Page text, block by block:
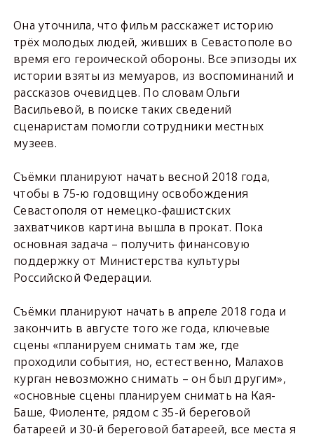
Она уточнила, что фильм расскажет историю
трёх молодых людей, живших в Севастополе во
время его героической обороны. Все эпизоды их
истории взяты из мемуаров, из воспоминаний и
рассказов очевидцев. По словам Ольги
Васильевой, в поиске таких сведений
сценаристам помогли сотрудники местных
музеев.
Съёмки планируют начать весной 2018 года,
чтобы в 75-ю годовщину освобождения
Севастополя от немецко-фашистских
захватчиков картина вышла в прокат. Пока
основная задача – получить финансовую
поддержку от Министерства культуры
Российской Федерации.
Съёмки планируют начать в апреле 2018 года и
закончить в августе того же года, ключевые
сцены «планируем снимать там же, где
проходили события, но, естественно, Малахов
курган невозможно снимать – он был другим»,
«основные сцены планируем снимать на Кая-
Баше, Фиоленте, рядом с 35-й береговой
батареей и 30-й береговой батареей, все места я